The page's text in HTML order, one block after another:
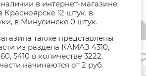
в интернет-магазине
12 штук, в
в Минусинске 0 штук.
также представлены
из раздела КАМАЗ 4310,
5410 в количестве 3222.
начинаются от 2 руб.